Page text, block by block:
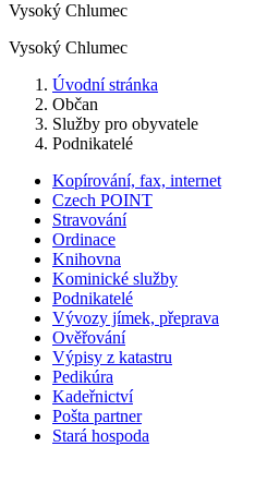
Vysoký Chlumec
Vysoký Chlumec
Úvodní stránka
Občan
Služby pro obyvatele
Podnikatelé
Kopírování, fax, internet
Czech POINT
Stravování
Ordinace
Knihovna
Kominické služby
Podnikatelé
Vývozy jímek, přeprava
Ověřování
Výpisy z katastru
Pedikúra
Kadeřnictví
Pošta partner
Stará hospoda